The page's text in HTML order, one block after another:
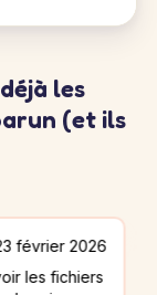
les
(et ils
Sim
Merci